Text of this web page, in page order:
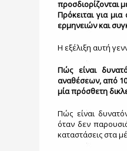
προσδιορίζονται
Πρόκειται για
ερμηνειών και
Η εξέλιξη αυτή
Πώς είναι
αναθέσεων, από
μία πρόσθετη
Πώς είναι
όταν δεν
καταστάσεις στα